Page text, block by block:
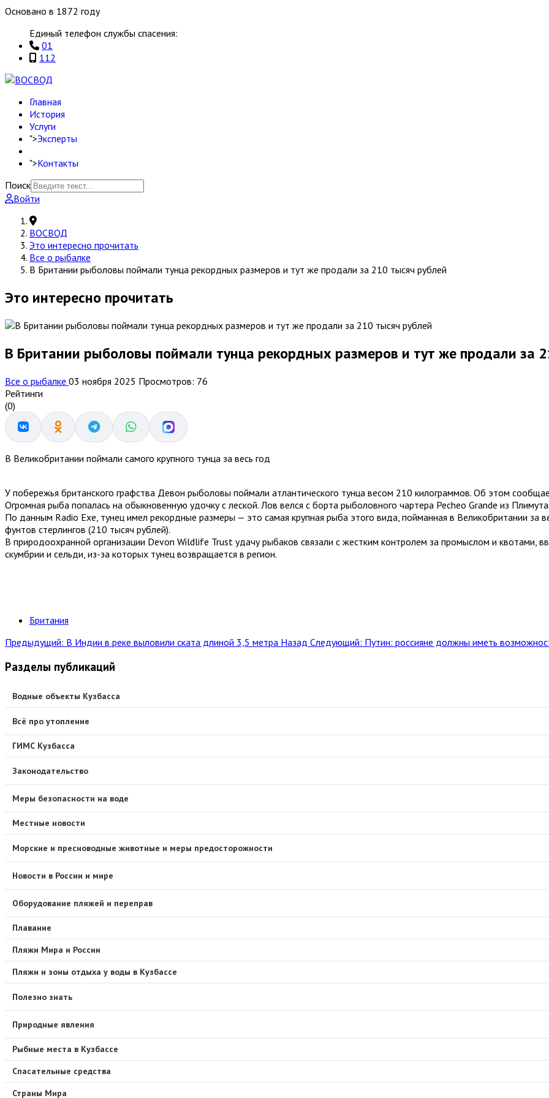
Основано в 1872 году
Единый телефон службы спасения:
01
112
Главная
История
Услуги
">Эксперты
">Контакты
Поиск
Войти
ВОСВОД
Это интересно прочитать
Все о рыбалке
В Британии рыболовы поймали тунца рекордных размеров и тут же продали за 210 тысяч рублей
Это интересно прочитать
В Британии рыболовы поймали тунца рекордных размеров и тут же продали за
Все о рыбалке 03 ноября 2025 Просмотров: 76
Рейтинги
(0)
В Великобритании поймали самого крупного тунца за весь год
У побережья британского графства Девон рыболовы поймали атлантического тунца весом 210 килограммов. Об этом
Огромная рыба попалась на обыкновенную удочку с леской. Лов велся с борта рыболовного чартера Pecheo Grande из Плимута.
По данным Radio Exe, тунец имел рекордные размеры — это самая крупная рыба этого вида, пойманная в Великобритании за
фунтов стерлингов (210 тысяч рублей).
В природоохранной организации Devon Wildlife Trust удачу рыбаков связали с жестким контролем за промыслом и квотами,
скумбрии и сельди, из-за которых тунец возвращается в регион.
Британия
Предыдущий: В Индии в реке выловили ската длиной 3,5 метра Назад Следующий: Путин: россияне должны иметь
Разделы публикаций
Водные объекты Кузбасса
Всё про утопление
ГИМС Кузбасса
Законодательство
Меры безопасности на воде
Местные новости
Морские и пресноводные животные и меры предосторожности
Новости в России и мире
Оборудование пляжей и переправ
Плавание
Пляжи Мира и России
Пляжи и зоны отдыха у воды в Кузбассе
Полезно знать
Природные явления
Рыбные места в Кузбассе
Спасательные средства
Страны Мира